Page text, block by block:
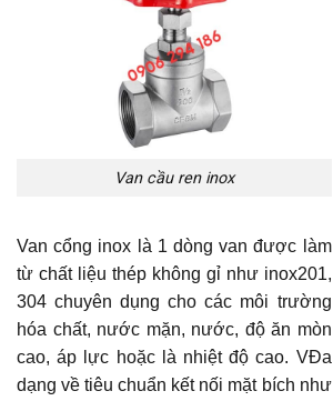
Van cầu ren inox
Van cổng inox là 1 dòng van được làm
từ chất liệu thép không gỉ như inox201,
304 chuyên dụng cho các môi trường
hóa chất, nước mặn, nước, độ ăn mòn
cao, áp lực hoặc là nhiệt độ cao. VĐa
dạng về tiêu chuẩn kết nối mặt bích như